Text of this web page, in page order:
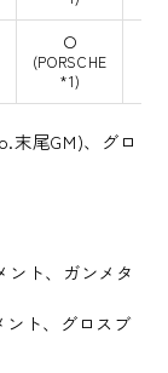
〇
(PORSCHE
*1)
末尾GM)、グロ
ント、ガンメタ
ト、グロスブ